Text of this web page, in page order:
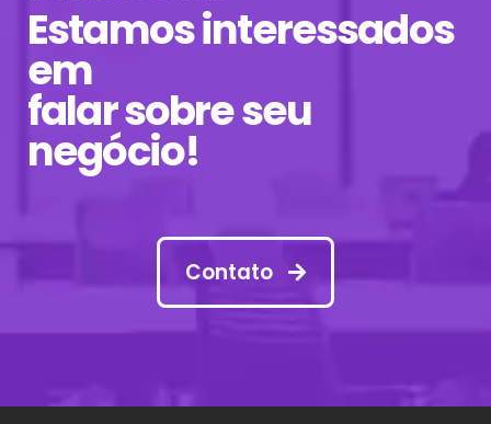
Estamos interessados
em
falar sobre seu
negócio!
Contato